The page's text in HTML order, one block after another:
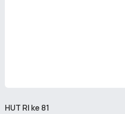
HUT RI ke 81